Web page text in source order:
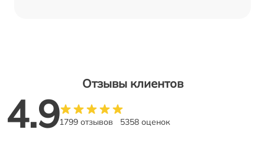
Отзывы клиентов
4.91799 отзывов 5358 оценок